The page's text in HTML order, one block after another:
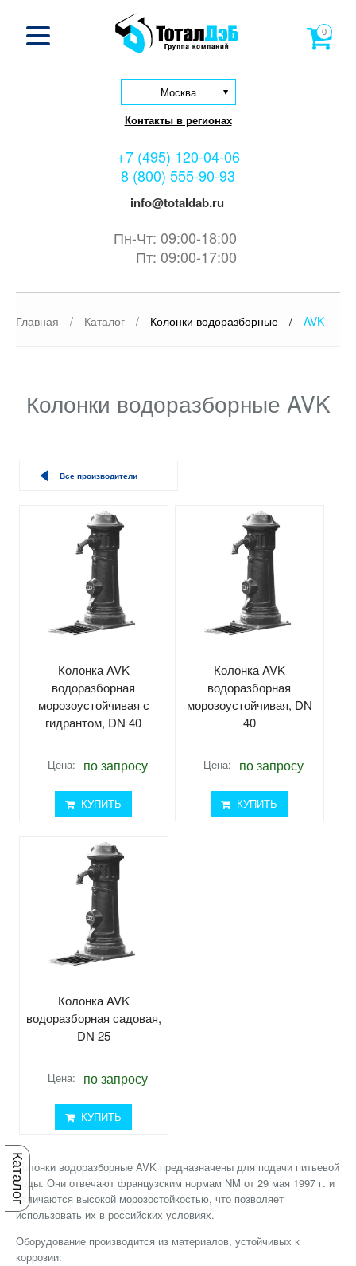
Москва
Контакты в регионах
+7 (495) 120-04-06
8 (800) 555-90-93
info@totaldab.ru
Пн-Чт: 09:00-18:00
Пт: 09:00-17:00
0
Главная / Каталог / Колонки водоразборные / AVK
Каталог
Колонки водоразборные AVK
Все производители
Колонка AVK
водоразборная
морозоустойчивая с
гидрантом, DN 40
Цена: по запросу
КУПИТЬ
Колонка AVK
водоразборная
морозоустойчивая, DN
40
Цена: по запросу
КУПИТЬ
Колонка AVK
водоразборная садовая,
DN 25
Цена: по запросу
КУПИТЬ
Колонки водоразборные AVK предназначены для подачи питьевой
воды. Они отвечают французским нормам NM от 29 мая 1997 г. и
отличаются высокой морозостойкостью, что позволяет
использовать их в российских условиях.
Оборудование производится из материалов, устойчивых к
коррозии: